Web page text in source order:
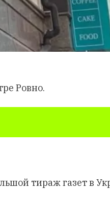
Ровно.
тираж газет в